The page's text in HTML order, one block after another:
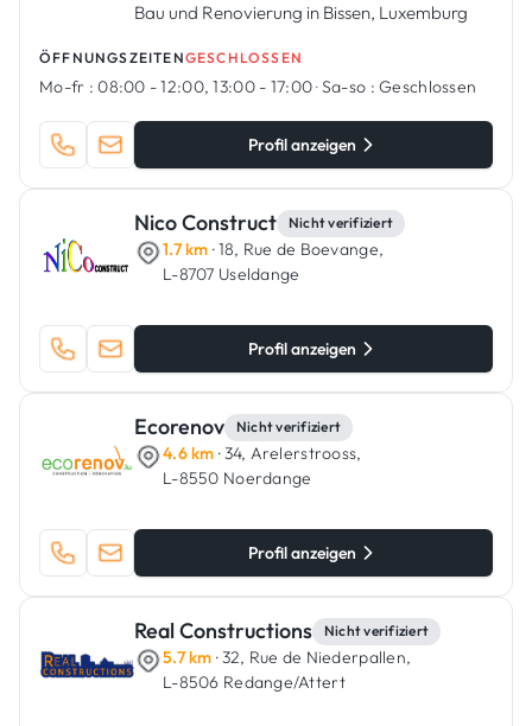
Bau und Renovierung in Bissen, Luxemburg
ÖFFNUNGSZEITENGESCHLOSSEN
Mo-fr : 08:00 - 12:00, 13:00 - 17:00·Sa-so : Geschlossen
Profil anzeigen
Nico Construct Nicht verifiziert
1.7 km · 18, Rue de Boevange,
L-8707 Useldange
Profil anzeigen
Ecorenov Nicht verifiziert
4.6 km · 34, Arelerstrooss,
L-8550 Noerdange
Profil anzeigen
Real Constructions Nicht verifiziert
5.7 km · 32, Rue de Niederpallen,
L-8506 Redange/Attert